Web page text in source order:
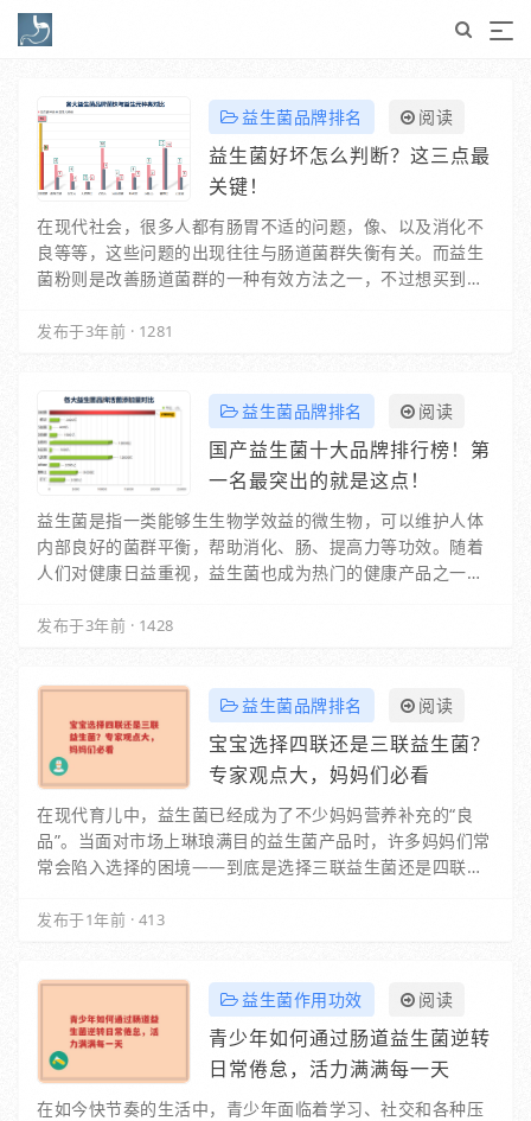
益生菌品牌排名 阅读
益生菌好坏怎么判断？这三点最
关键！
在现代社会，很多人都有肠胃不适的问题，像、以及消化不
良等等，这些问题的出现往往与肠道菌群失衡有关。而益生
菌粉则是改善肠道菌群的一种有效方法之一，不过想买到适
发布于3年前 · 1281
益生菌品牌排名 阅读
国产益生菌十大品牌排行榜！第
一名最突出的就是这点！
益生菌是指一类能够生生物学效益的微生物，可以维护人体
内部良好的菌群平衡，帮助消化、肠、提高力等功效。随着
人们对健康日益重视，益生菌也成为热门的健康产品之一。
发布于3年前 · 1428
益生菌品牌排名 阅读
宝宝选择四联还是三联益生菌？
专家观点大，妈妈们必看
在现代育儿中，益生菌已经成为了不少妈妈营养补充的“良
品”。当面对市场上琳琅满目的益生菌产品时，许多妈妈们常
常会陷入选择的困境——到底是选择三联益生菌还是四联益
发布于1年前 · 413
益生菌作用功效 阅读
青少年如何通过肠道益生菌逆转
日常倦怠，活力满满每一天
在如今快节奏的生活中，青少年面临着学习、社交和各种压